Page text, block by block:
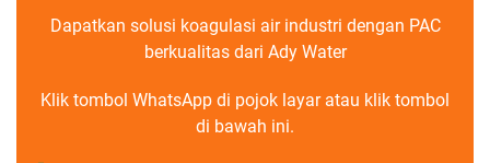
Dapatkan solusi koagulasi air industri dengan PAC
berkualitas dari Ady Water
Klik tombol WhatsApp di pojok layar atau klik tombol
di bawah ini.